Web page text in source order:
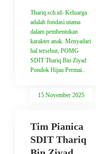
Thariq.sch.id- Keluarga
adalah fondasi utama
dalam pembentukan
karakter anak. Menyadari
hal tersebut, POMG
SDIT Thariq Bin Ziyad
Pondok Hijau Permai..
15 November 2025
Tim Pianica
SDIT Thariq